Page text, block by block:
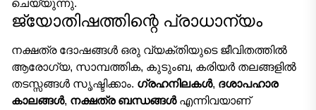
ചെയ്യുന്നു.
ജ്യോതിഷത്തിന്റെ പ്രാധാന്യം
നക്ഷത്ര ദോഷങ്ങൾ ഒരു വ്യക്തിയുടെ ജീവിതത്തിൽ
ആരോഗ്യ, സാമ്പത്തിക, കുടുംബ, കരിയർ തലങ്ങളിൽ
തടസ്സങ്ങൾ സൃഷ്ടിക്കാം. ഗ്രഹനിലകൾ, ദശാപഹാര
കാലങ്ങൾ, നക്ഷത്ര ബന്ധങ്ങൾഎന്നിവയാണ്